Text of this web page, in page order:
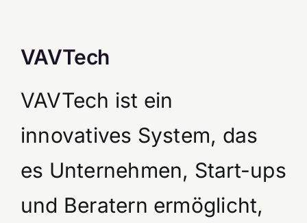
VAVTech
VAVTech ist ein
innovatives System, das
es Unternehmen, Start-ups
und Beratern ermöglicht,